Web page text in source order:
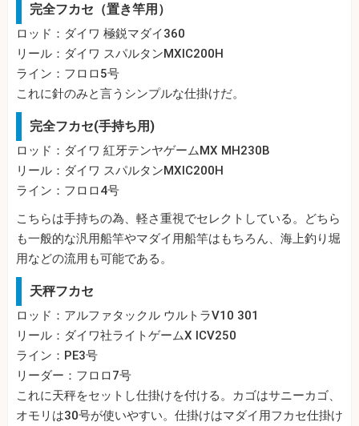
完全フカセ（置き竿用）
ロッド：ダイワ 極鋭マダイ360
リール：ダイワ スパルタンMXIC200H
ライン：フロロ5号
これに針のみと言うシンプルな仕掛けだ。
完全フカセ(手持ち用)
ロッド：ダイワ 紅牙テンヤゲームMX MH230B
リール：ダイワ スパルタンMXIC200H
ライン：フロロ4号
こちらは手持ちの為、軽さ重視でセレクトしている。どちら
も一般的な汎用船竿やマダイ用船竿はもちろん、海上釣り堀
用などの流用も可能である。
天秤フカセ
ロッド：アルファタックル ウルトラV10 301
リール：ダイワ社ライトゲームX ICV250
ライン：PE3号
リーダー：フロロ7号
これに天秤をセットし仕掛けを付ける。カゴはサニーカゴ、
オモリは30号が使いやすい。仕掛けはマダイ用フカセ仕掛け